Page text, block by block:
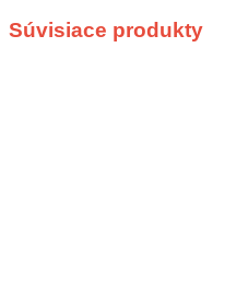
Súvisiace produkty